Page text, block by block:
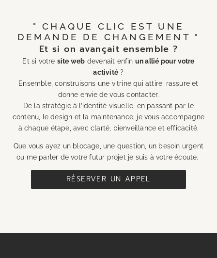
" CHAQUE CLIC EST UNE
DEMANDE DE CHANGEMENT "
Et si on avançait ensemble ?
Et si votre site web devenait enfin un allié pour votre
activité ?
Ensemble, construisons une vitrine qui attire, rassure et
donne envie de vous contacter.
De la stratégie à l’identité visuelle, en passant par le
contenu, le design et la maintenance, je vous accompagne
à chaque étape, avec clarté, bienveillance et efficacité.
Que vous ayez un blocage, une question, un besoin urgent
ou me parler de votre futur projet je suis à votre écoute.
RÉSERVER UN APPEL